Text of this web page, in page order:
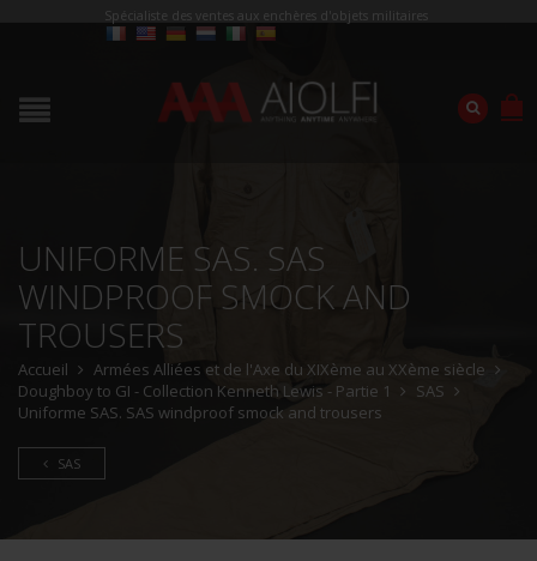
Spécialiste des ventes aux enchères d'objets militaires
UNIFORME SAS. SAS
WINDPROOF SMOCK AND
TROUSERS
Accueil
Armées Alliées et de l'Axe du XIXème au XXème siècle
Doughboy to GI - Collection Kenneth Lewis - Partie 1
SAS
Uniforme SAS. SAS windproof smock and trousers
SAS